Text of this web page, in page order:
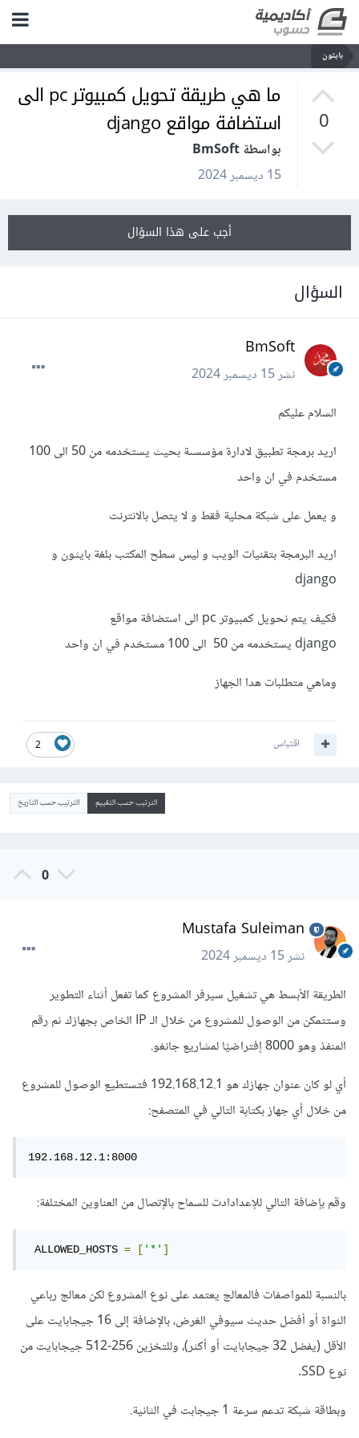
بايثون
0
ما هي طريقة تحويل كمبيوتر pc الى
استضافة مواقع django
بواسطة BmSoft
15 ديسمبر 2024
أجب على هذا السؤال
السؤال
BmSoft
نشر15 ديسمبر 2024
السلام عليكم
اريد برمجة تطبيق لادارة مؤسسىة بحيث يستخدمه من 50 الى 100
مستخدم في ان واحد
و يعمل على شبكة محلية فقط و لا يتصل بالانترنت
اريد البرمجة بتقنيات الويب و ليس سطح المكتب بلغة بايثون و
django
فكيف يتم نحويل كمبيوتر pc الى استضافة مواقع
django يستخدمه من 50 الى 100 مستخدم في ان واحد
وماهي متطلبات هدا الجهاز
2 اقتباس
الترتيب حسب التقييم الترتيب حسب التاريخ
0
Mustafa Suleiman
نشر15 ديسمبر 2024
الطريقة الأبسط هي تشغيل سيرفر المشروع كما تفعل أثناء التطوير
وستتمكن من الوصول للمشروع من خلال الـ IP الخاص بجهازك ثم رقم
المنفذ وهو 8000 إفتراضيًا لمشاريع جانغو.
أي لو كان عنوان جهازك هو 192.168.12.1 فتستطيع الوصول للمشروع
من خلال أي جهاز بكتابة التالي في المتصفح:
192.168.12.1:8000
وقم بإضافة التالي للإعدادادت للسماح بالإتصال من العناوين المختلفة:
ALLOWED_HOSTS = ['*']
بالنسبة للمواصفات فالمعالج يعتمد على نوع المشروع لكن معالج رباعي
النواة أو أفضل حديث سيوفي الغرض، بالإضافة إلى 16 جيجابايت على
الأقل (يفضل 32 جيجابايت أو أكثر)، وللتخزين 256-512 جيجابايت من
نوع SSD.
وبطاقة شبكة تدعم سرعة 1 جيجابت في الثانية.